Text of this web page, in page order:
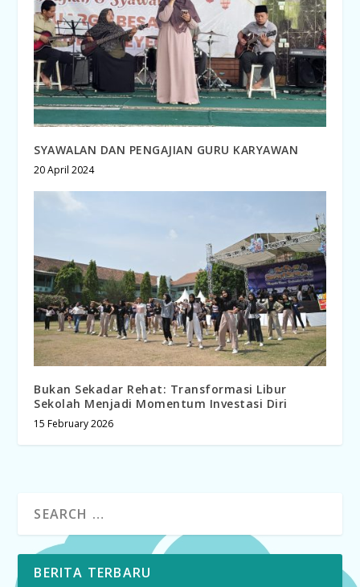
SYAWALAN DAN PENGAJIAN GURU KARYAWAN
20 April 2024
Bukan Sekadar Rehat: Transformasi Libur
Sekolah Menjadi Momentum Investasi Diri
15 February 2026
BERITA TERBARU